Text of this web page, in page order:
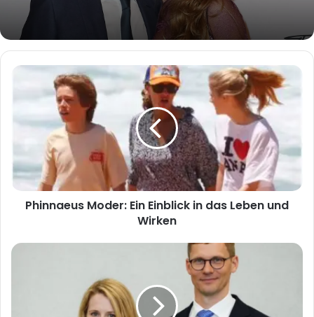
Phinnaeus
Leben
und
Wirken
Phinnaeus Moder: Ein Einblick in das Leben und
Wirken
Arvo